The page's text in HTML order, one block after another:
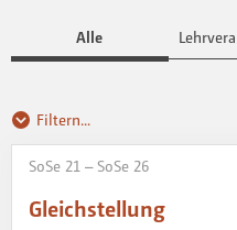
Alle
Filtern...
SoSe 21 – SoSe 26
Gleichstellung